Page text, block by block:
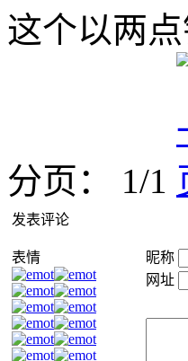
这个以两
分页： 1/1
发表评论
表情 昵称
网址